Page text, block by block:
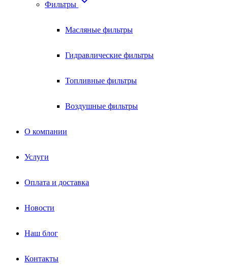
Фильтры
Масляные фильтры
Гидравлические фильтры
Топливные фильтры
Воздушные фильтры
О компании
Услуги
Оплата и доставка
Новости
Наш блог
Контакты